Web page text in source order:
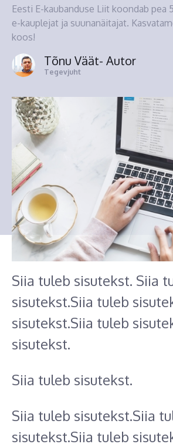
Eesti E-kaubanduse Liit koondab pea
e-kauplejat ja suunanäitajat.
koos!
Tõnu Väät- Autor
Tegevjuht
Siia tuleb sisutekst. Siia
sisutekst.Siia tuleb
sisutekst.Siia tuleb
sisutekst.
Siia tuleb sisutekst.
Siia tuleb sisutekst.Siia
sisutekst.Siia tuleb